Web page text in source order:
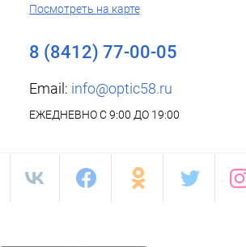
Посмотреть на карте
8 (8412) 77-00-05
Email: info@optic58.ru
ЕЖЕДНЕВНО С 9:00 ДО 19:00